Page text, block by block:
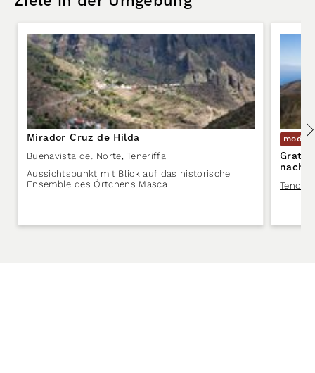
Mirador Cruz de Hilda
Buenavista del Norte, Teneriffa
Aussichtspunkt mit Blick auf das historische
Ensemble des Örtchens Masca
nach
Teno-